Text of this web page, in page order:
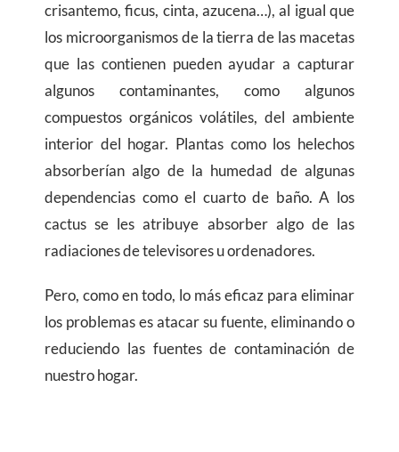
crisantemo, ficus, cinta, azucena…), al igual que
los microorganismos de la tierra de las macetas
que las contienen pueden ayudar a capturar
algunos contaminantes, como algunos
compuestos orgánicos volátiles, del ambiente
interior del hogar. Plantas como los helechos
absorberían algo de la humedad de algunas
dependencias como el cuarto de baño. A los
cactus se les atribuye absorber algo de las
radiaciones de televisores u ordenadores.
Pero, como en todo, lo más eficaz para eliminar
los problemas es atacar su fuente, eliminando o
reduciendo las fuentes de contaminación de
nuestro hogar.